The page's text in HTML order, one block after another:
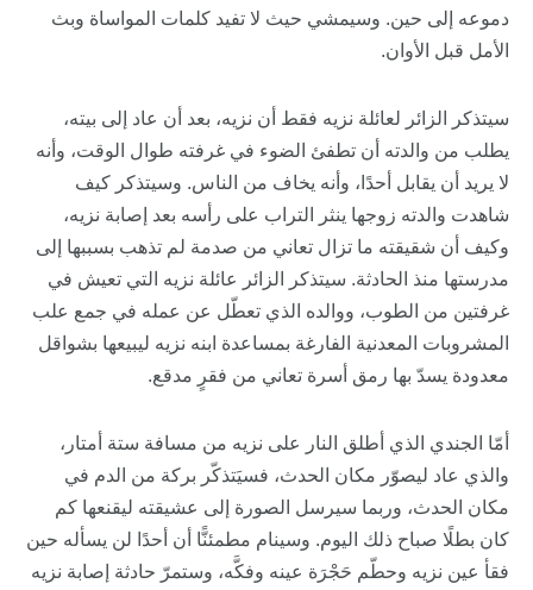
دموعه إلى حين. وسيمشي حيث لا تفيد كلمات المواساة وبث
الأمل قبل الأوان.
سيتذكر الزائر لعائلة نزيه فقط أن نزيه، بعد أن عاد إلى بيته،
يطلب من والدته أن تطفئ الضوء في غرفته طوال الوقت، وأنه
لا يريد أن يقابل أحدًا، وأنه يخاف من الناس. وسيتذكر كيف
شاهدت والدته زوجها ينثر التراب على رأسه بعد إصابة نزيه،
وكيف أن شقيقته ما تزال تعاني من صدمة لم تذهب بسببها إلى
مدرستها منذ الحادثة. سيتذكر الزائر عائلة نزيه التي تعيش في
غرفتين من الطوب، ووالده الذي تعطّل عن عمله في جمع علب
المشروبات المعدنية الفارغة بمساعدة ابنه نزيه ليبيعها بشواقل
معدودة يسدّ بها رمق أسرة تعاني من فقرٍ مدقع.
أمّا الجندي الذي أطلق النار على نزيه من مسافة ستة أمتار،
والذي عاد ليصوّر مكان الحدث، فسيَتذكّر بركة من الدم في
مكان الحدث، وربما سيرسل الصورة إلى عشيقته ليقنعها كم
كان بطلًا صباح ذلك اليوم. وسينام مطمئنًّا أن أحدًا لن يسأله حين
فقأ عين نزيه وحطّم حَجْرَة عينه وفكَّه، وستمرّ حادثة إصابة نزيه